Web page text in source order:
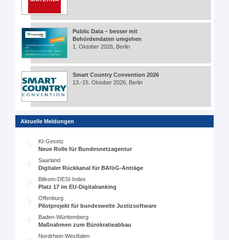
Public Data – besser mit
Behördendaten umgehen
1. Oktober 2026, Berlin
Smart Country Convention 2026
13.-15. Oktober 2026, Berlin
Aktuelle Meldungen
KI-Gesetz
Neue Rolle für Bundesnetzagentur
Saarland
Digitaler Rückkanal für BAföG-Anträge
Bitkom-DESI-Index
Platz 17 im EU-Digitalranking
Offenburg
Pilotprojekt für bundesweite Justizsoftware
Baden-Württemberg
Maßnahmen zum Bürokratieabbau
Nordrhein-Westfalen